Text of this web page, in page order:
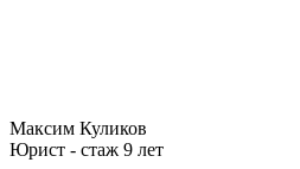
Максим Куликов
Юрист - стаж 9 лет